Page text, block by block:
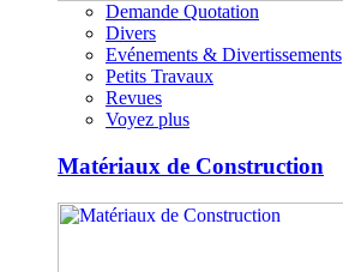
Demande Quotation
Divers
Evénements & Divertissements
Petits Travaux
Revues
Voyez plus
Matériaux de Construction